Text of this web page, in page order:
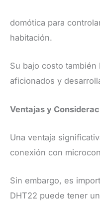
domótica para
habitación.
Su bajo costo también
aficionados y
Ventajas y
Una ventaja
conexión con
Sin embargo, es
DHT22 puede tener